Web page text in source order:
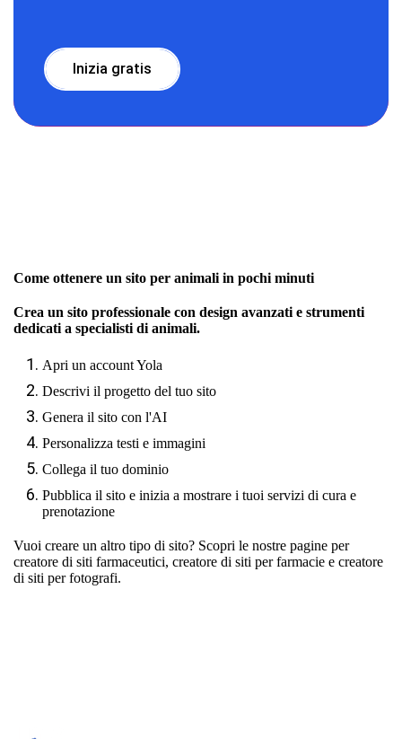
Inizia gratis
Come ottenere un sito per animali in pochi minuti
Crea un sito professionale con design avanzati e strumenti
dedicati a specialisti di animali.
Apri un account Yola
Descrivi il progetto del tuo sito
Genera il sito con l'AI
Personalizza testi e immagini
Collega il tuo dominio
Pubblica il sito e inizia a mostrare i tuoi servizi di cura e
prenotazione
Vuoi creare un altro tipo di sito? Scopri le nostre pagine per
creatore di siti farmaceutici, creatore di siti per farmacie e creatore
di siti per fotografi.